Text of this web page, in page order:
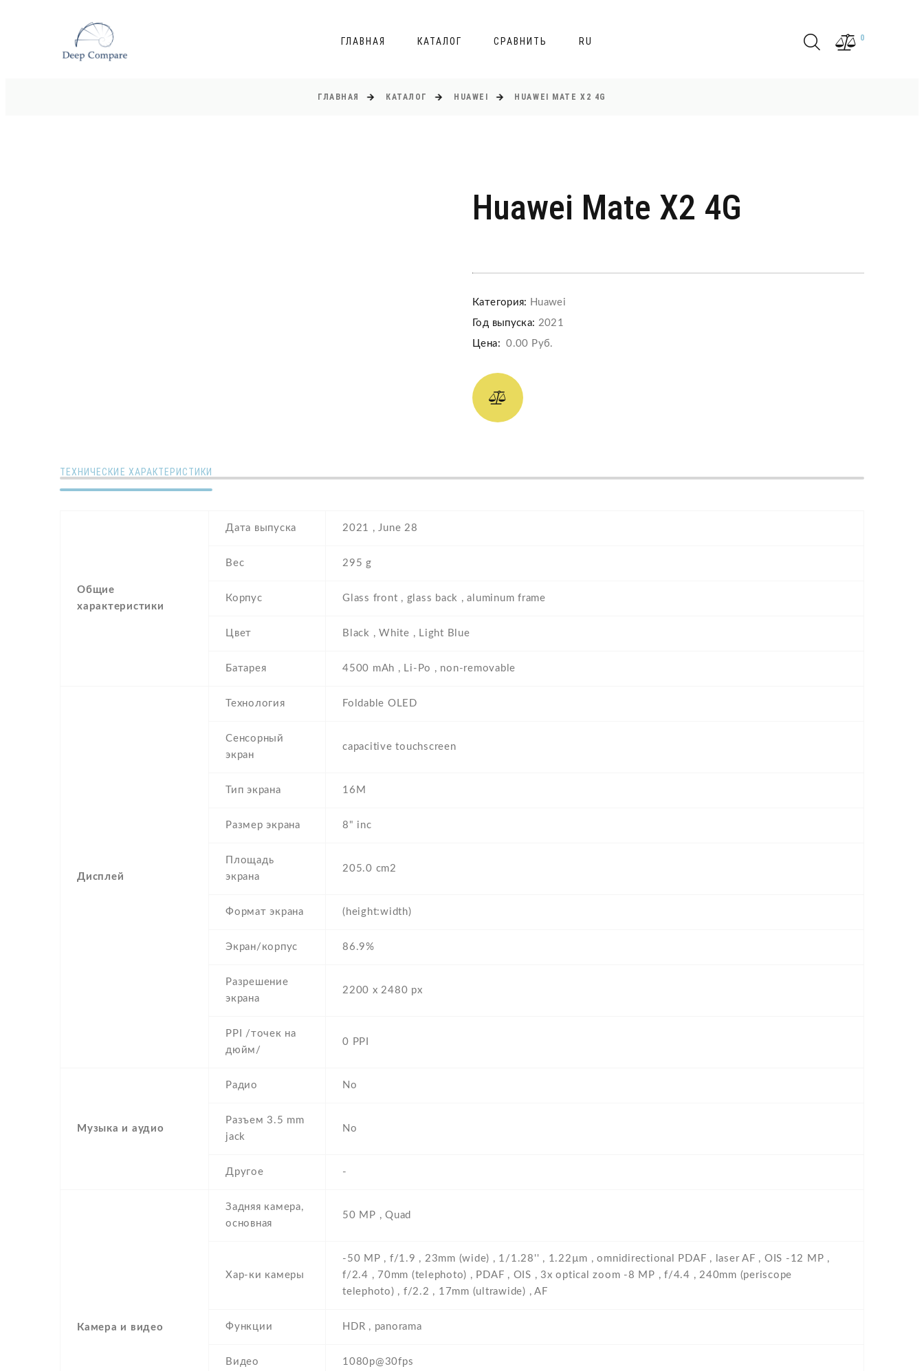
ГЛАВНАЯ КАТАЛОГ СРАВНИТЬ RU 0
ГЛАВНАЯ КАТАЛОГ HUAWEI HUAWEI MATE X2 4G
Huawei Mate X2 4G
Категория: Huawei
Год выпуска: 2021
Цена: 0.00 Руб.
ТЕХНИЧЕСКИЕ ХАРАКТЕРИСТИКИ
Общие
характеристики
Дата выпуска 2021 , June 28
Вес 295 g
Корпус Glass front , glass back , aluminum frame
Цвет Black , White , Light Blue
Батарея 4500 mAh , Li-Po , non-removable
Дисплей
Технология Foldable OLED
Сенсорный
экран
capacitive touchscreen
Тип экрана 16M
Размер экрана 8" inc
Площадь
экрана
205.0 cm2
Формат экрана (height:width)
Экран/корпус 86.9%
Разрешение
экрана
2200 x 2480 px
PPI /точек на
дюйм/
0 PPI
Музыка и аудио
Радио No
Разъем 3.5 mm
jack
No
Другое -
Камера и видео
Задняя камера,
основная
50 MP , Quad
Хар-ки камеры
-50 MP , f/1.9 , 23mm (wide) , 1/1.28'' , 1.22µm , omnidirectional PDAF , laser AF , OIS -12 MP ,
f/2.4 , 70mm (telephoto) , PDAF , OIS , 3x optical zoom -8 MP , f/4.4 , 240mm (periscope
telephoto) , f/2.2 , 17mm (ultrawide) , AF
Функции HDR , panorama
Видео 1080p@30fps